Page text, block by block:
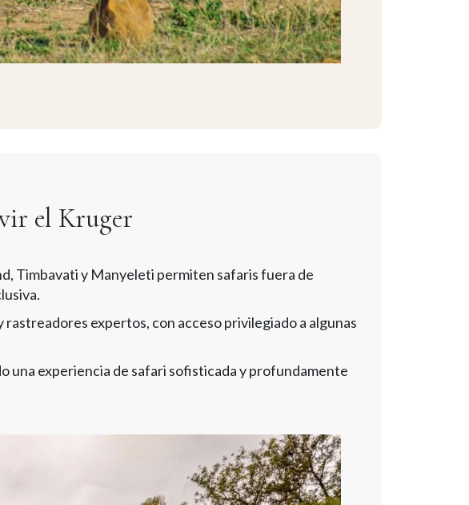
el Kruger
Timbavati y Manyeleti permiten safaris fuera de
expertos, con acceso privilegiado a algunas
una experiencia de safari sofisticada y profundamente